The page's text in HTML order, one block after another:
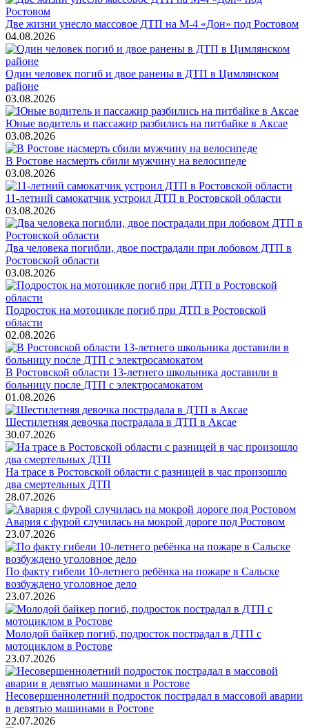
Две жизни унесло массовое ДТП на М-4 «Дон» под Ростовом
04.08.2026
Один человек погиб и двое ранены в ДТП в Цимлянском
районе
03.08.2026
Юные водитель и пассажир разбились на питбайке в Аксае
03.08.2026
В Ростове насмерть сбили мужчину на велосипеде
03.08.2026
11-летний самокатчик устроил ДТП в Ростовской области
03.08.2026
Два человека погибли, двое пострадали при лобовом ДТП в
Ростовской области
03.08.2026
Подросток на мотоцикле погиб при ДТП в Ростовской
области
02.08.2026
В Ростовской области 13-летнего школьника доставили в
больницу после ДТП с электросамокатом
01.08.2026
Шестилетняя девочка пострадала в ДТП в Аксае
30.07.2026
На трасе в Ростовской области с разницей в час произошло
два смертельных ДТП
28.07.2026
Авария с фурой случилась на мокрой дороге под Ростовом
23.07.2026
По факту гибели 10-летнего ребёнка на пожаре в Сальске
возбуждено уголовное дело
23.07.2026
Молодой байкер погиб, подросток пострадал в ДТП с
мотоциклом в Ростове
23.07.2026
Несовершеннолетний подросток пострадал в массовой аварии
в девятью машинами в Ростове
22.07.2026